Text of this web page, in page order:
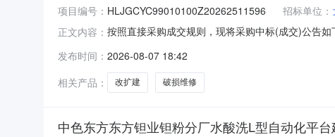
项目编号： HLJGCYC99010100Z20262511596 招标单位：
正文内容： 按照直接采购成交规则，现将采购中标(成交)公告
大庆市龙凤区文盛广告设计工作室（个体工商户）
发布时间： 2026-08-07 18:42
相关产品：
改扩建 破损维修
中色东方东方钽业钽粉分厂水酸洗L型自动化平